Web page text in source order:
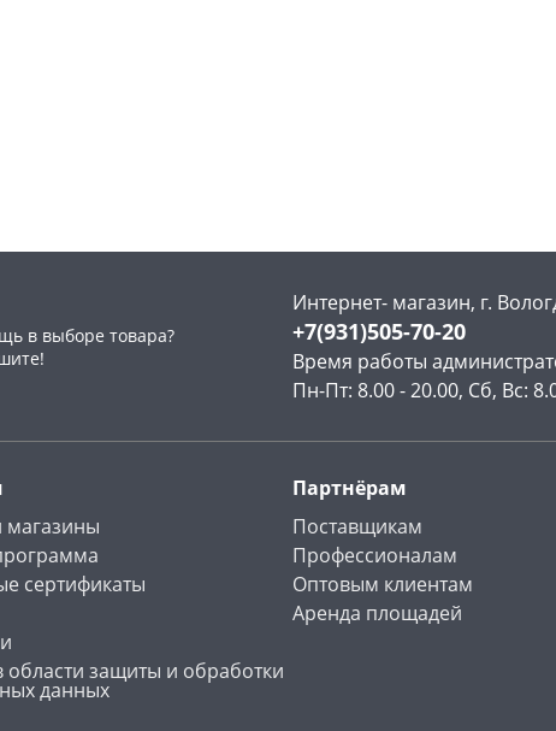
в выборе товара?
Интернет- магазин, г.
+7(931)505-70-20
Время работы
Пн-Пт: 8.00 - 20.00, Сб, Вс:
магазины
сертификаты
области защиты и обработки
данных
Партнёрам
Поставщикам
Профессионалам
Оптовым клиентам
Аренда площадей
раз в 2 недели